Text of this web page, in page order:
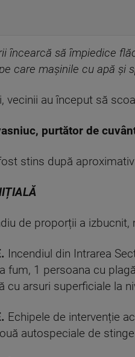
încearcă să împiedice
care mașinile cu apă și
vecinii au început să
purtător de
stins după
de proporții a
Incendiul din Intrarea
fum, 1 persoana cu
cu arsuri superficiale la
Echipele de intervenție
autospeciale de